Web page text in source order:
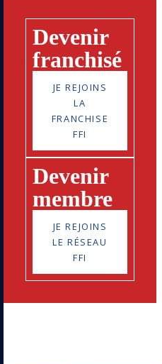
Devenir
franchisé
JE REJOINS
LA
FRANCHISE
FFI
Devenir
membre
JE REJOINS
LE RÉSEAU
FFI